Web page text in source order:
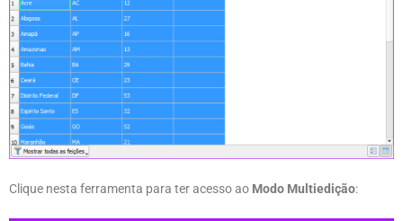
Clique nesta ferramenta para ter acesso ao Modo Multiedição: